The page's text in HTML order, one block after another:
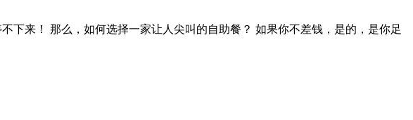
下来！ 那么，如何选择一家让人尖叫的自助餐？ 如果你不差钱，是的，是你足